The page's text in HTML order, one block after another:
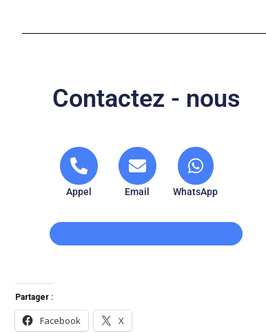
Contactez - nous
Appel Email WhatsApp
Partager :
Facebook X